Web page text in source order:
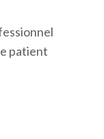
patient